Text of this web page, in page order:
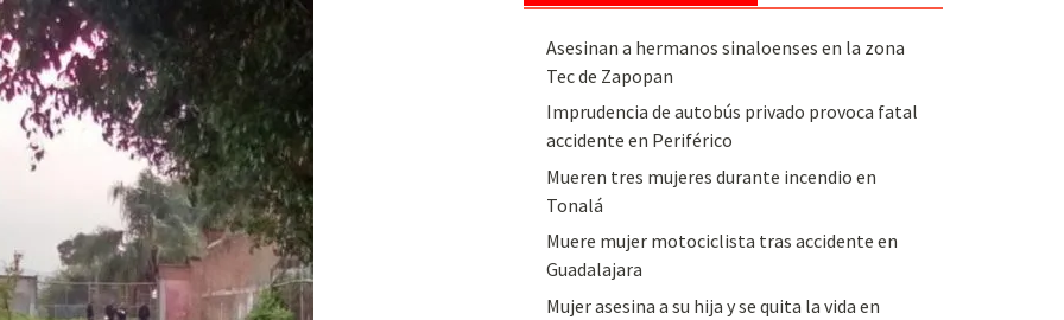
Asesinan a hermanos sinaloenses en la zona
Tec de Zapopan
Imprudencia de autobús privado provoca fatal
accidente en Periférico
Mueren tres mujeres durante incendio en
Tonalá
Muere mujer motociclista tras accidente en
Guadalajara
Mujer asesina a su hija y se quita la vida en